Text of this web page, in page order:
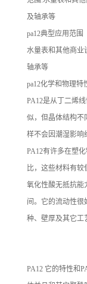
及轴承等
pa12典型应用范围
水量表和其他商业
轴承等
pa12化学和物理特
PA12是从丁二烯
似，但晶体结构不
样不会因潮湿影响
PA12有许多在塑
比，这些材料有较
氧化性酸无抵抗能
间。它的流动性很
种、壁厚及其它工
PA12 它的特性和